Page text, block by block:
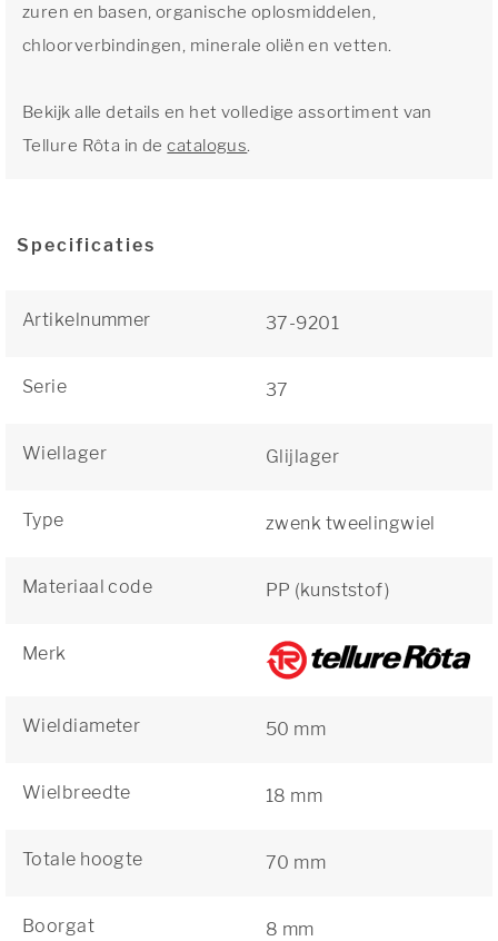
zuren en basen, organische oplosmiddelen,
chloorverbindingen, minerale oliën en vetten.
Bekijk alle details en het volledige assortiment van
Tellure Rôta in decatalogus.
Specificaties
Artikelnummer 37-9201
Serie 37
Wiellager Glijlager
Type zwenk tweelingwiel
Materiaal code PP (kunststof)
Merk
Wieldiameter 50 mm
Wielbreedte 18 mm
Totale hoogte 70 mm
Boorgat 8 mm